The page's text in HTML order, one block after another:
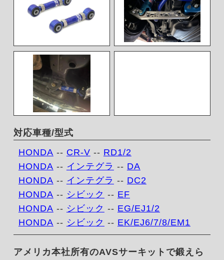
対応車種/型式
HONDA -- CR-V -- RD1/2
HONDA -- インテグラ -- DA
HONDA -- インテグラ -- DC2
HONDA -- シビック -- EF
HONDA -- シビック -- EG/EJ1/2
HONDA -- シビック -- EK/EJ6/7/8/EM1
アメリカ本社所有のAVSサーキットで鍛えら